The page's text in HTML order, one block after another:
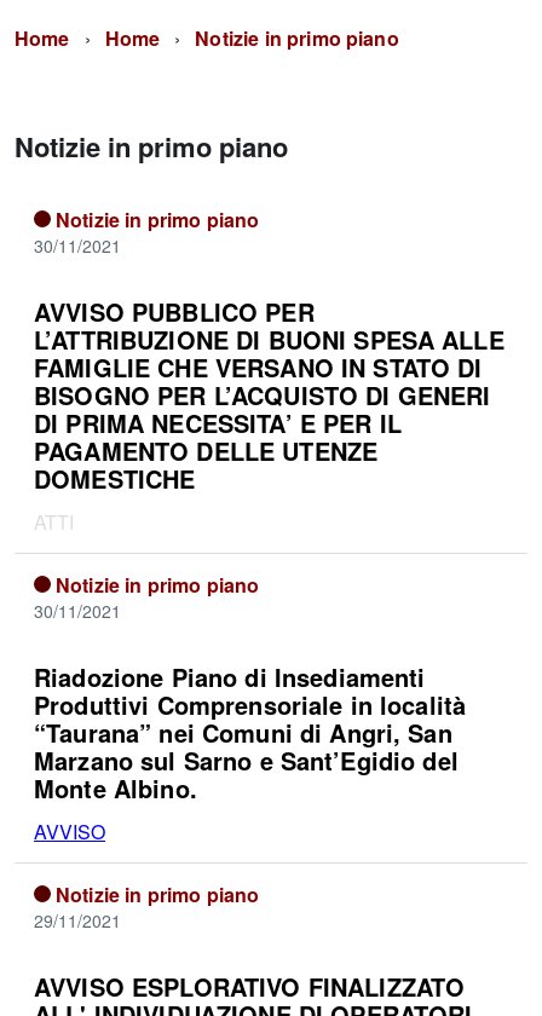
Home Home Notizie in primo piano
Notizie in primo piano
Notizie in primo piano
30/11/2021
AVVISO PUBBLICO PER
L’ATTRIBUZIONE DI BUONI SPESA ALLE
FAMIGLIE CHE VERSANO IN STATO DI
BISOGNO PER L’ACQUISTO DI GENERI
DI PRIMA NECESSITA’ E PER IL
PAGAMENTO DELLE UTENZE
DOMESTICHE
ATTI
Notizie in primo piano
30/11/2021
Riadozione Piano di Insediamenti
Produttivi Comprensoriale in località
“Taurana” nei Comuni di Angri, San
Marzano sul Sarno e Sant’Egidio del
Monte Albino.
AVVISO
Notizie in primo piano
29/11/2021
AVVISO ESPLORATIVO FINALIZZATO